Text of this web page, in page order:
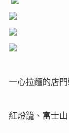
一心拉麵的店
紅燈籠、富士